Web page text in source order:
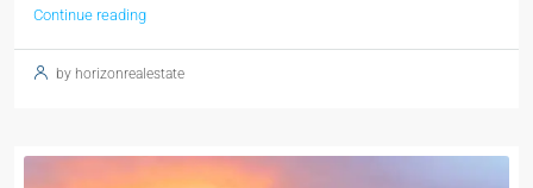
Continue reading
by horizonrealestate